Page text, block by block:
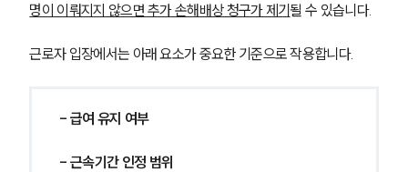
센터소개
대륜의 강점
오시는 길
명이 이뤄지지 않으면 추가 손해배상 청구가 제기될 수 있습니다.
근로자 입장에서는 아래 요소가 중요한 기준으로 작용합니다.
- 급여 유지 여부
- 근속기간 인정 범위